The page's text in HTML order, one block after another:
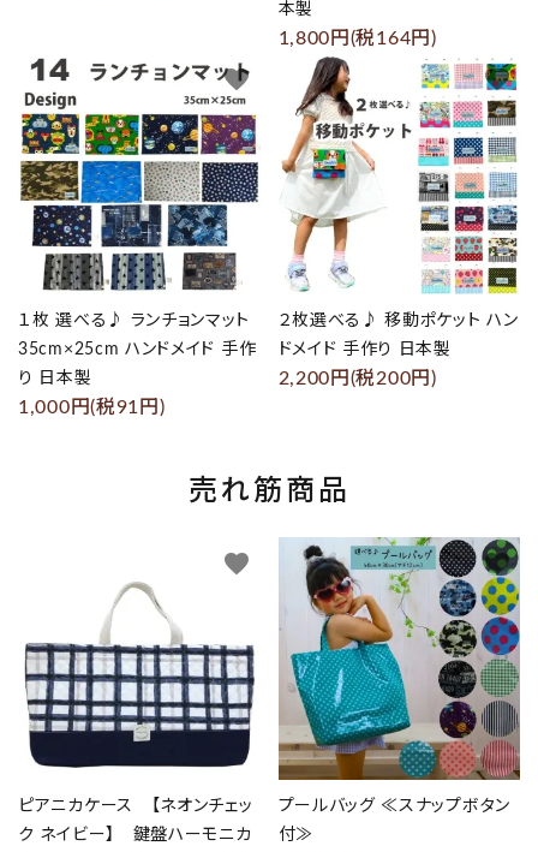
本製
1,800円(税164円)
１枚 選べる♪ ランチョンマット
35cm×25cm ハンドメイド 手作
り 日本製
1,000円(税91円)
favorite
２枚選べる♪ 移動ポケット ハン
ドメイド 手作り 日本製
2,200円(税200円)
favorite
売れ筋商品
ピアニカケース 【ネオンチェッ
ク ネイビー】 鍵盤ハーモニカ
favorite
プールバッグ ≪スナップボタン
付≫
favorite